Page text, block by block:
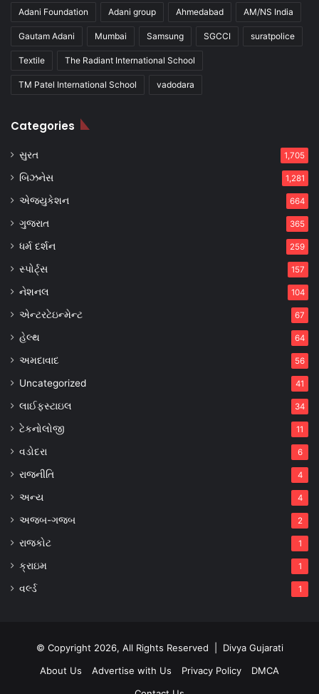
Adani Foundation Adani group Ahmedabad AM/NS India
Gautam Adani Mumbai Samsung SGCCI suratpolice
Textile The Radiant International School
TM Patel International School vadodara
Categories
સુરત 1,705
બિઝનેસ 1,281
એજ્યુકેશન 664
ગુજરાત 365
ધર્મ દર્શન 259
સ્પોર્ટ્સ 157
નેશનલ 104
એન્ટરટેઇન્મેન્ટ 67
હેલ્થ 64
અમદાવાદ 56
Uncategorized 41
લાઈફસ્ટાઇલ 34
ટેકનોલોજી 11
વડોદરા 6
રાજનીતિ 4
અન્ય 4
અજબ-ગજબ 2
રાજકોટ 1
ક્રાઇમ 1
વર્લ્ડ 1
© Copyright 2026, All Rights Reserved | Divya Gujarati
About Us
Advertise with Us Privacy Policy
DMCA